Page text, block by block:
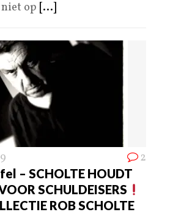
op [...]
2
– SCHOLTE HOUDT
SCHULDEISERS
ROB SCHOLTE